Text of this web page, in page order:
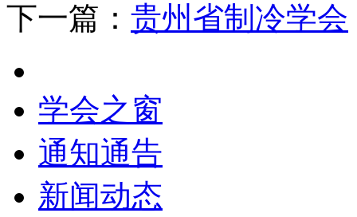
下一篇： 贵州省制冷学会
学会之窗
通知通告
新闻动态